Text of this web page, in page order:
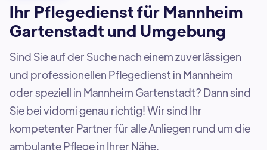
Ihr Pflegedienst für Mannheim
Gartenstadt und Umgebung
Sind Sie auf der Suche nach einem zuverlässigen
und professionellen Pflegedienst in Mannheim
oder speziell in Mannheim Gartenstadt? Dann sind
Sie bei vidomi genau richtig! Wir sind Ihr
kompetenter Partner für alle Anliegen rund um die
ambulante Pflege in Ihrer Nähe.